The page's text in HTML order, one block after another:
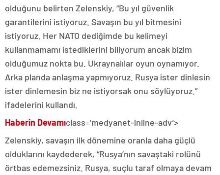
olduğunu belirten Zelenskiy, “Bu yıl güvenlik
garantilerini istiyoruz. Savaşın bu yıl bitmesini
istiyoruz. Her NATO dediğimde bu kelimeyi
kullanmamamı istediklerini biliyorum ancak bizim
olduğumuz nokta bu. Ukraynalılar oyun oynamıyor.
Arka planda anlaşma yapmıyoruz. Rusya ister dinlesin
ister dinlemesin biz ne istiyorsak onu söylüyoruz.”
ifadelerini kullandı.
Haberin Devamıclass=’medyanet-inline-adv’>
Zelenskiy, savaşın ilk dönemine oranla daha güçlü
olduklarını kaydederek, “Rusya’nın savaştaki rolünü
örtbas edemezsiniz. Rusya, suçlu taraf olmaya devam